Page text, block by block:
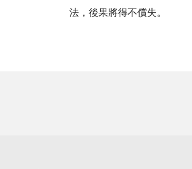
法，後果將得不償失。